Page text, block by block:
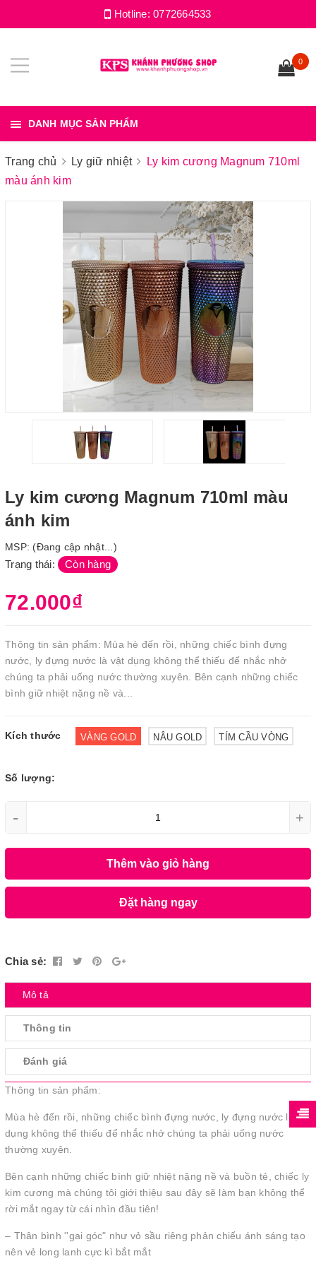
Hotline:0772664533
0
DANH MỤC SẢN PHẨM
Trang chủ Ly giữ nhiệt
Ly kim cương Magnum 710ml
màu ánh kim
Ly kim cương Magnum 710ml màu
ánh kim
MSP: (Đang cập nhật...)
Trạng thái: Còn hàng
72.000₫
Thông tin sản phẩm: Mùa hè đến rồi, những chiếc bình đựng
nước, ly đựng nước là vật dụng không thể thiếu để nhắc nhở
chúng ta phải uống nước thường xuyên. Bên cạnh những chiếc
bình giữ nhiệt nặng nề và...
Kích thước VÀNG GOLD NÂU GOLD TÍM CẦU VÒNG
Số lượng:
- +
Thêm vào giỏ hàng
Đặt hàng ngay
Chia sẻ:
Mô tả
Thông tin
Đánh giá
Thông tin sản phẩm:
Mùa hè đến rồi, những chiếc bình đựng nước, ly đựng nước là vật
dụng không thể thiếu để nhắc nhở chúng ta phải uống nước
thường xuyên.
Bên cạnh những chiếc bình giữ nhiệt nặng nề và buồn tẻ, chiếc ly
kim cương mà chúng tôi giới thiệu sau đây sẽ làm bạn không thể
rời mắt ngay từ cái nhìn đầu tiên!
– Thân bình ''gai góc" như vỏ sầu riêng phản chiếu ánh sáng tạo
nên vẻ long lanh cực kì bắt mắt